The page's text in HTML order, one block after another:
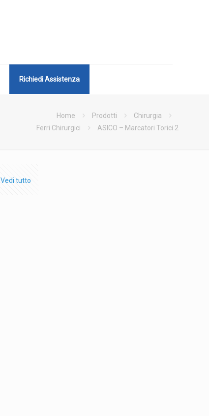
Richiedi Assistenza
Home Prodotti
Chirurgia
Ferri Chirurgici
ASICO – Marcatori Torici 2
Vedi tutto